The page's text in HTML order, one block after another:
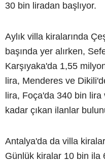
30 bin liradan başlıyor.
Aylık villa kiralarında
başında yer alırken,
Karşıyaka'da 1,55
lira, Menderes ve
lira, Foça'da 340 bin
kadar çıkan ilanlar
Antalya'da da villa
Günlük kiralar 10 bin ila